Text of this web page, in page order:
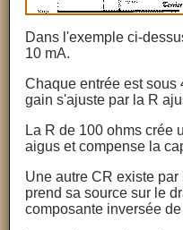
Dans l'exemple ci-
10 mA.
Chaque entrée est sous
gain s'ajuste par la R
La R de 100 ohms crée
aigus et compense la
Une autre CR existe
prend sa source sur le
composante inversée